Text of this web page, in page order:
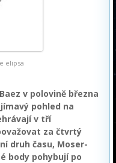
elipsa
v polovině března
pohled na
v tří
za čtvrtý
druh času, Moser-
body pohybují po